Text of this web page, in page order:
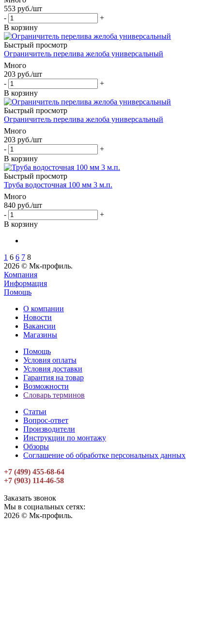
553 руб./шт
-
+
В корзину
Быстрый просмотр
Ограничитель перелива желоба универсальный
Много
203 руб./шт
-
+
В корзину
Быстрый просмотр
Ограничитель перелива желоба универсальный
Много
203 руб./шт
-
+
В корзину
Быстрый просмотр
Труба водосточная 100 мм 3 м.п.
Много
840 руб./шт
-
+
В корзину
1 6 6 7 8
2026 © Мк-профиль.
Компания
Информация
Помощь
О компании
Новости
Вакансии
Магазины
Помощь
Условия оплаты
Условия доставки
Гарантия на товар
Возможности
Словарь терминов
Статьи
Вопрос-ответ
Производители
Инструкции по монтажу
Обзоры
Соглашение об обработке персональных данных
+7 (499) 455-68-64
+7 (903) 114-46-58
Заказать звонок
Мы в социальных сетях:
2026 © Мк-профиль.